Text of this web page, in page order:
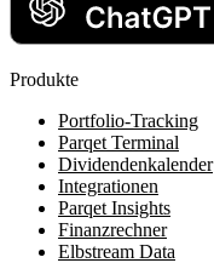
Produkte
Portfolio-Tracking
Parqet Terminal
Dividendenkalender
Integrationen
Parqet Insights
Finanzrechner
Elbstream Data